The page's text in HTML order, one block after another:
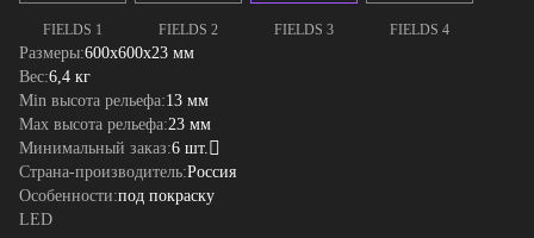
FIELDS 1 FIELDS 2 FIELDS 3 FIELDS 4
Размеры:600x600x23 мм
Вес:6,4 кг
Min высота рельефа:13 мм
Max высота рельефа:23 мм
Минимальный заказ:6 шт.
Страна-производитель:Россия
Особенности:под покраску
LED